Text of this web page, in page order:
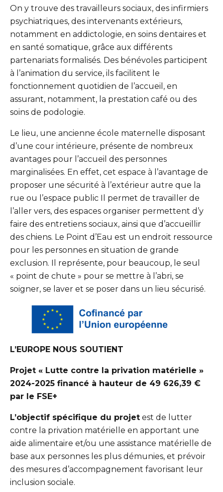
On y trouve des travailleurs sociaux, des infirmiers
psychiatriques, des intervenants extérieurs,
notamment en addictologie, en soins dentaires et
en santé somatique, grâce aux différents
partenariats formalisés. Des bénévoles participent
à l’animation du service, ils facilitent le
fonctionnement quotidien de l’accueil, en
assurant, notamment, la prestation café ou des
soins de podologie.
Le lieu, une ancienne école maternelle disposant
d’une cour intérieure, présente de nombreux
avantages pour l’accueil des personnes
marginalisées. En effet, cet espace à l’avantage de
proposer une sécurité à l’extérieur autre que la
rue ou l’espace public Il permet de travailler de
l’aller vers, des espaces organiser permettent d’y
faire des entretiens sociaux, ainsi que d’accueillir
des chiens. Le Point d’Eau est un endroit ressource
pour les personnes en situation de grande
exclusion. Il représente, pour beaucoup, le seul
« point de chute » pour se mettre à l’abri, se
soigner, se laver et se poser dans un lieu sécurisé.
L’EUROPE NOUS SOUTIENT
Projet « Lutte contre la privation matérielle »
2024-2025 financé à hauteur de 49 626,39 €
par le FSE+
L’objectif spécifique du projet est de lutter
contre la privation matérielle en apportant une
aide alimentaire et/ou une assistance matérielle de
base aux personnes les plus démunies, et prévoir
des mesures d’accompagnement favorisant leur
inclusion sociale.